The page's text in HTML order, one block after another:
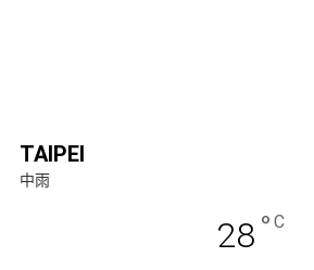
TAIPEI
中雨
28 ° C